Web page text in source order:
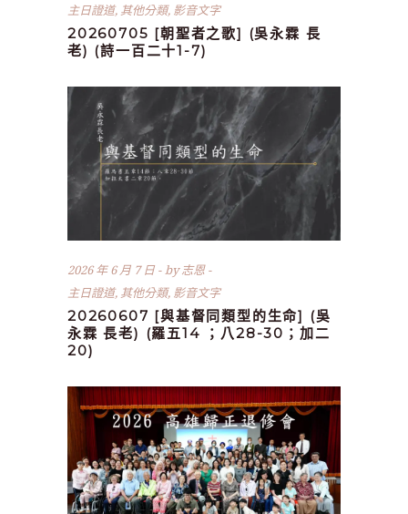
主日證道, 其他分類, 影音文字
20260705 [朝聖者之歌] (吳永霖 長
老) (詩一百二十1-7)
2026 年 6 月 7 日 by志恩
主日證道, 其他分類, 影音文字
20260607 [與基督同類型的生命] (吳
永霖 長老) (羅五14 ；八28-30；加二
20)